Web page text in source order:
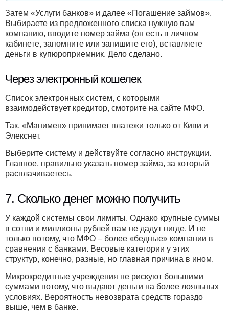
Затем «Услуги банков» и далее «Погашение займов».
Выбираете из предложенного списка нужную вам
компанию, вводите номер займа (он есть в личном
кабинете, запомните или запишите его), вставляете
деньги в купюроприемник. Дело сделано.
Через электронный кошелек
Список электронных систем, с которыми
взаимодействует кредитор, смотрите на сайте МФО.
Так, «Манимен» принимает платежи только от Киви и
Элекснет.
Выберите систему и действуйте согласно инструкции.
Главное, правильно указать номер займа, за который
расплачиваетесь.
7. Сколько денег можно получить
У каждой системы свои лимиты. Однако крупные суммы
в сотни и миллионы рублей вам не дадут нигде. И не
только потому, что МФО – более «бедные» компании в
сравнении с банками. Весовые категории у этих
структур, конечно, разные, но главная причина в ином.
Микрокредитные учреждения не рискуют большими
суммами потому, что выдают деньги на более лояльных
условиях. Вероятность невозврата средств гораздо
выше, чем в банке.